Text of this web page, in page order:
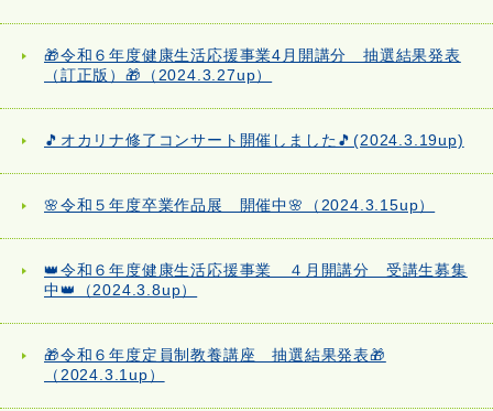
🎁令和６年度健康生活応援事業4月開講分 抽選結果発表
（訂正版）🎁（2024.3.27up）
🎵オカリナ修了コンサート開催しました🎵(2024.3.19up)
🌸令和５年度卒業作品展 開催中🌸（2024.3.15up）
👑令和６年度健康生活応援事業 ４月開講分 受講生募集
中👑（2024.3.8up）
🎁令和６年度定員制教養講座 抽選結果発表🎁
（2024.3.1up）